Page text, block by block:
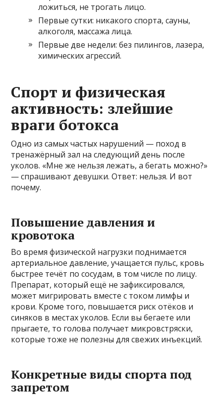
ложиться, не трогать лицо.
Первые сутки: никакого спорта, сауны,
алкоголя, массажа лица.
Первые две недели: без пилингов, лазера,
химических агрессий.
Спорт и физическая
активность: злейшие
враги ботокса
Одно из самых частых нарушений — поход в
тренажёрный зал на следующий день после
уколов. «Мне же нельзя лежать, а бегать можно?»
— спрашивают девушки. Ответ: нельзя. И вот
почему.
Повышение давления и
кровотока
Во время физической нагрузки поднимается
артериальное давление, учащается пульс, кровь
быстрее течёт по сосудам, в том числе по лицу.
Препарат, который ещё не зафиксировался,
может мигрировать вместе с током лимфы и
крови. Кроме того, повышается риск отёков и
синяков в местах уколов. Если вы бегаете или
прыгаете, то голова получает микровстряски,
которые тоже не полезны для свежих инъекций.
Конкретные виды спорта под
запретом